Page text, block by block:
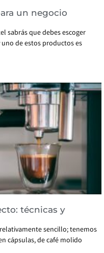
un negocio
sabrás que debes escoger
de estos productos es
técnicas y
sencillo; tenemos
cápsulas, de café molido